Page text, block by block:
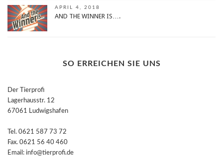
APRIL 4, 2018
AND THE WINNER IS….
SO ERREICHEN SIE UNS
Der Tierprofi
Lagerhausstr. 12
67061 Ludwigshafen
Tel. 0621 587 73 72
Fax. 0621 56 40 460
Email: info@tierprofi.de